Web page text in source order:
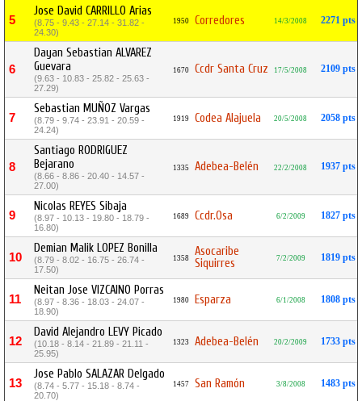
5
Jose David CARRILLO Arias
(8.75 - 9.43 - 27.14 - 31.82 -
24.30)
1950 Corredores 14/3/2008 2271 pts
6
Dayan Sebastian ALVAREZ
Guevara
(9.63 - 10.83 - 25.82 - 25.63 -
27.29)
1670 Ccdr Santa Cruz 17/5/2008 2109 pts
7
Sebastian MUÑOZ Vargas
(8.79 - 9.74 - 23.91 - 20.59 -
24.24)
1919 Codea Alajuela 20/5/2008 2058 pts
8
Santiago RODRIGUEZ
Bejarano
(8.66 - 8.86 - 20.40 - 14.57 -
27.00)
1335 Adebea-Belén 22/2/2008 1937 pts
9
Nicolas REYES Sibaja
(8.97 - 10.13 - 19.80 - 18.79 -
16.80)
1689 Ccdr.Osa 6/2/2009 1827 pts
10
Demian Malik LOPEZ Bonilla
(8.79 - 8.02 - 16.75 - 26.74 -
17.50)
1358
Asocaribe
Siquirres
7/2/2009 1819 pts
11
Neitan Jose VIZCAINO Porras
(8.97 - 8.36 - 18.03 - 24.07 -
18.90)
1980 Esparza 6/1/2008 1808 pts
12
David Alejandro LEVY Picado
(10.18 - 8.14 - 21.89 - 21.11 -
25.95)
1323 Adebea-Belén 20/2/2009 1733 pts
13
Jose Pablo SALAZAR Delgado
(8.74 - 5.77 - 15.18 - 8.74 -
20.70)
1457 San Ramón 3/8/2008 1483 pts